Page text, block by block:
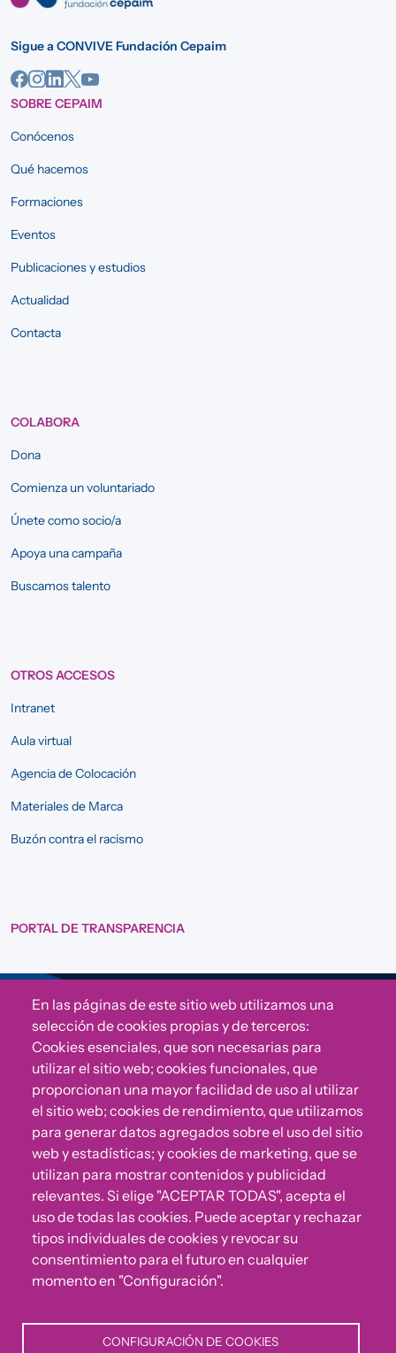
Sigue a CONVIVE Fundación Cepaim
SOBRE CEPAIM
Conócenos
Qué hacemos
Formaciones
Eventos
Publicaciones y estudios
Actualidad
Contacta
COLABORA
Dona
Comienza un voluntariado
Únete como socio/a
Apoya una campaña
Buscamos talento
OTROS ACCESOS
Intranet
Aula virtual
Agencia de Colocación
Materiales de Marca
Buzón contra el racismo
PORTAL DE TRANSPARENCIA
Sigue a Comunidad CONVIVE
¿Algo no va bien?
Puedes reportar incumplimientos del Código Ético u
otras irregularidades que detectes en nuestra Fundación.
En las páginas de este sitio web utilizamos una
selección de cookies propias y de terceros:
Cookies esenciales, que son necesarias para
utilizar el sitio web; cookies funcionales, que
proporcionan una mayor facilidad de uso al utilizar
el sitio web; cookies de rendimiento, que utilizamos
para generar datos agregados sobre el uso del sitio
web y estadísticas; y cookies de marketing, que se
utilizan para mostrar contenidos y publicidad
relevantes. Si elige "ACEPTAR TODAS", acepta el
uso de todas las cookies. Puede aceptar y rechazar
tipos individuales de cookies y revocar su
consentimiento para el futuro en cualquier
momento en "Configuración".
CONFIGURACIÓN DE COOKIES